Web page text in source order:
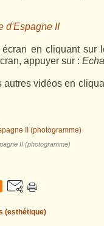
d'Espagne II
en cliquant sur
appuyer sur :
vidéos en
II (photogramme)
(esthétique)